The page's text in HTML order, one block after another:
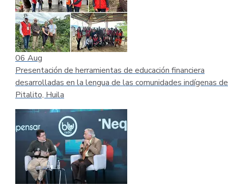
06 Aug
Presentación de herramientas de educación financiera
desarrolladas en la lengua de las comunidades indígenas de
Pitalito, Huila